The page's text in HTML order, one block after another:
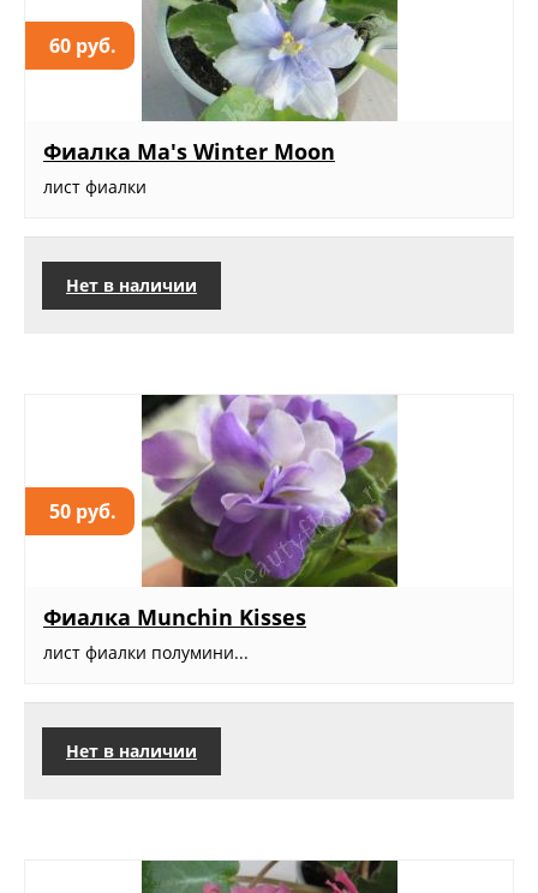
60 руб.
Фиалка Ma's Winter Moon
лист фиалки
Нет в наличии
50 руб.
Фиалка Munchin Kisses
лист фиалки полумини...
Нет в наличии